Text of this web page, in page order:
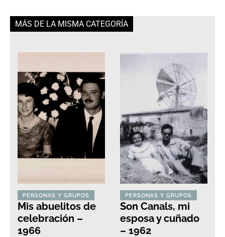
MÁS DE LA MISMA CATEGORÍA
PERSONAS Y GRUPOS
Mis abuelitos de
celebración –
1966
PERSONAS Y GRUPOS
Son Canals, mi
esposa y cuñado
– 1962